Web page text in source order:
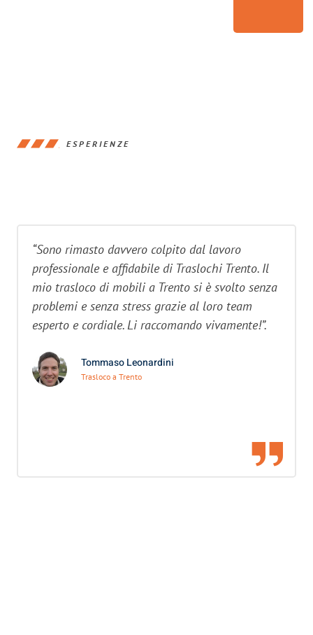
ESPERIENZE
“Sono rimasto davvero colpito dal lavoro
professionale e affidabile di Traslochi Trento. Il
mio trasloco di mobili a Trento si è svolto senza
problemi e senza stress grazie al loro team
esperto e cordiale. Li raccomando vivamente!”.
Tommaso Leonardini
Trasloco a Trento